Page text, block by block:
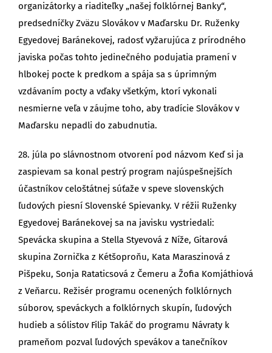
organizátorky a riaditeľky „našej folklórnej Banky“,
predsedníčky Zväzu Slovákov v Maďarsku Dr. Ruženky
Egyedovej Baránekovej, radosť vyžarujúca z prírodného
javiska počas tohto jedinečného podujatia pramení v
hlbokej pocte k predkom a spája sa s úprimným
vzdávaním pocty a vďaky všetkým, ktorí vykonali
nesmierne veľa v záujme toho, aby tradície Slovákov v
Maďarsku nepadli do zabudnutia.
28. júla po slávnostnom otvorení pod názvom Keď si ja
zaspievam sa konal pestrý program najúspešnejších
účastníkov celoštátnej súťaže v speve slovenských
ľudových piesní Slovenské Spievanky. V réžii Ruženky
Egyedovej Baránekovej sa na javisku vystriedali:
Spevácka skupina a Stella Styevová z Níže, Gitarová
skupina Zornička z Kétšoproňu, Kata Maraszinová z
Pišpeku, Sonja Rataticsová z Čemeru a Žofia Komjáthiová
z Veňarcu. Režisér programu ocenených folklórnych
súborov, speváckych a folklórnych skupín, ľudových
hudieb a sólistov Filip Takáč do programu Návraty k
prameňom pozval ľudových spevákov a tanečníkov